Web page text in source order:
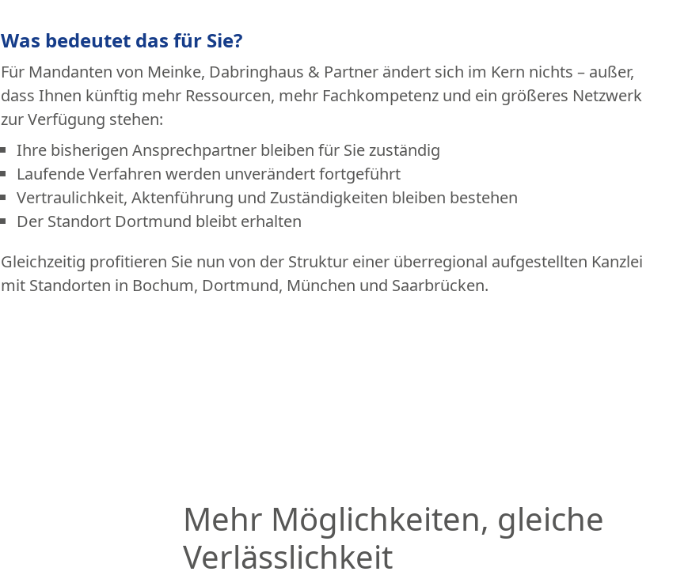
Was bedeutet das für Sie?
Für Mandanten von Meinke, Dabringhaus & Partner ändert sich im Kern nichts – außer,
dass Ihnen künftig mehr Ressourcen, mehr Fachkompetenz und ein größeres Netzwerk
zur Verfügung stehen:
Ihre bisherigen Ansprechpartner bleiben für Sie zuständig
Laufende Verfahren werden unverändert fortgeführt
Vertraulichkeit, Aktenführung und Zuständigkeiten bleiben bestehen
Der Standort Dortmund bleibt erhalten
Gleichzeitig profitieren Sie nun von der Struktur einer überregional aufgestellten Kanzlei
mit Standorten in Bochum, Dortmund, München und Saarbrücken.
Mehr Möglichkeiten, gleiche
Verlässlichkeit